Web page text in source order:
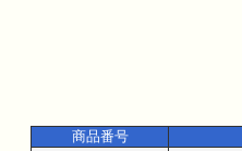
商品番号